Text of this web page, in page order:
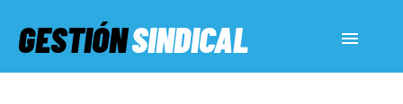
GESTIÓNSINDICAL